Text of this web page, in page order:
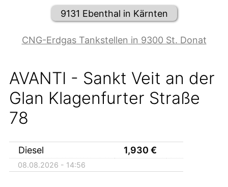
9131 Ebenthal in Kärnten
CNG-Erdgas Tankstellen in 9300 St. Donat
AVANTI - Sankt Veit an der
Glan Klagenfurter Straße
78
Diesel 1,930 €
08.08.2026 - 14:56